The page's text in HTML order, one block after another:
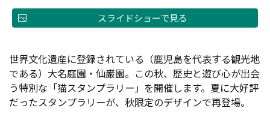
スライドショーで見る
世界文化遺産に登録されている（鹿児島を代表する観光地
である）大名庭園・仙巌園。この秋、歴史と遊び心が出会
う特別な「猫スタンプラリー」を開催します。夏に大好評
だったスタンプラリーが、秋限定のデザインで再登場。